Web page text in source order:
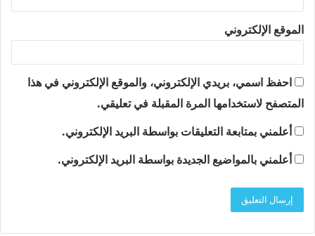
الموقع الإلكتروني
احفظ اسمي، بريدي الإلكتروني، والموقع الإلكتروني في هذا
المتصفح لاستخدامها المرة المقبلة في تعليقي.
أعلمني بمتابعة التعليقات بواسطة البريد الإلكتروني.
أعلمني بالمواضيع الجديدة بواسطة البريد الإلكتروني.